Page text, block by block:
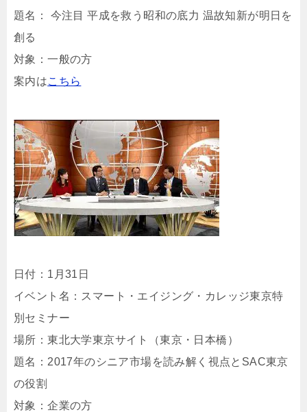
題名： 今注目 平成を救う昭和の底力 温故知新が明日を
創る
対象：一般の方
案内はこちら
日付：1月31日
イベント名：スマート・エイジング・カレッジ東京特
別セミナー
場所：東北大学東京サイト（東京・日本橋）
題名：2017年のシニア市場を読み解く視点とSAC東京
の役割
対象：企業の方